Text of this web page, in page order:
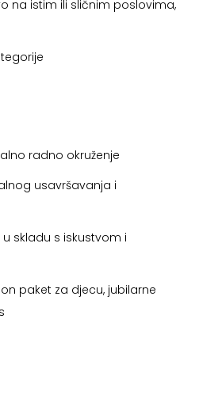
na istim ili sličnim poslovima,
radno okruženje
usavršavanja i
skladu s iskustvom i
paket za djecu, jubilarne